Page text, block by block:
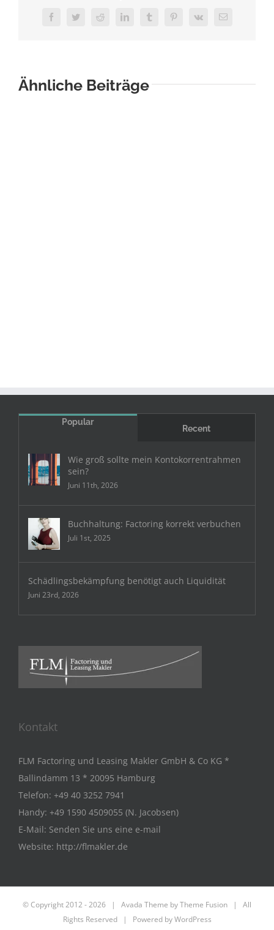
FacebookTwitterReddit LinkedInTumblrPinterest
Vk
E-
Ähnliche Beiträge
Popular
Recent
Wie groß sollte mein Kontokorrentrahmen
sein?
Juni 11th, 2026
Buchhaltung: Factoring korrekt verbuchen
Juli 1st, 2025
Schädlingsbekämpfung benötigt auch Liquidität
Juni 23rd, 2026
Kontakt
FLM Factoring und Leasing Makler GmbH & Co KG *
Ballindamm 13 * 20095 Hamburg
Telefon: +49 40 3252 7941
Handy: +49 1590 4509055 (N. Jacobsen)
E-Mail: Senden Sie uns eine e-mail
Website: http://flmakler.de
© Copyright 2012 -2026 | Avada Theme byTheme Fusion | All
Rights Reserved | Powered byWordPress